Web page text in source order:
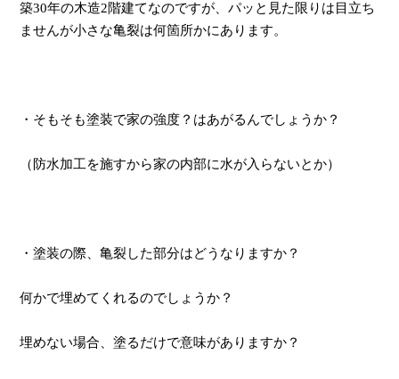
築30年の木造2階建てなのですが、パッと見た限りは目立ち
ませんが小さな亀裂は何箇所かにあります。
・そもそも塗装で家の強度？はあがるんでしょうか？
（防水加工を施すから家の内部に水が入らないとか）
・塗装の際、亀裂した部分はどうなりますか？
何かで埋めてくれるのでしょうか？
埋めない場合、塗るだけで意味がありますか？